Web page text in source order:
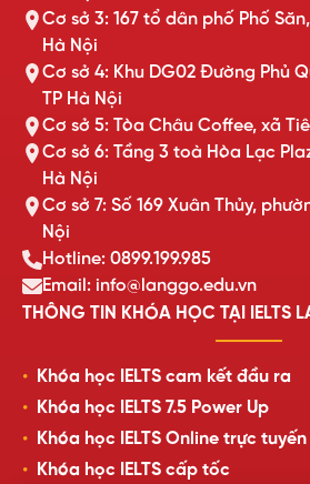
Cơ sở 3: 167 tổ dân phố Phố
Hà Nội
Cơ sở 4: Khu DG02 Đường Phủ
TP Hà Nội
Cơ sở 5: Tòa Châu Coffee, xã
Cơ sở 6: Tầng 3 toà Hòa Lạc
Hà Nội
Cơ sở 7: Số 169 Xuân Thủy,
Nội
Hotline: 0899.199.985
Email: info@langgo.edu.vn
THÔNG TIN KHÓA HỌC TẠI IELTS
Khóa học IELTS cam kết đầu ra
Khóa học IELTS 7.5 Power Up
Khóa học IELTS Online trực tuyến
Khóa học IELTS cấp tốc